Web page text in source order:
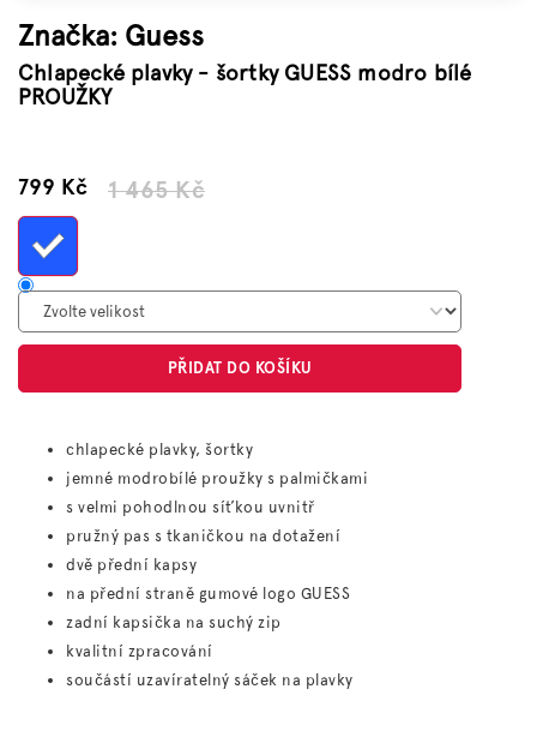
Značka: Guess
Chlapecké plavky - šortky GUESS modro bílé
PROUŽKY
1 465 Kč
799 KčMěrná
PŘIDAT DO KOŠÍKU
chlapecké plavky, šortky
jemné modrobílé proužky s palmičkami
s velmi pohodlnou síťkou uvnitř
pružný pas s tkaničkou na dotažení
dvě přední kapsy
na přední straně gumové logo GUESS
zadní kapsička na suchý zip
kvalitní zpracování
součástí uzavíratelný sáček na plavky